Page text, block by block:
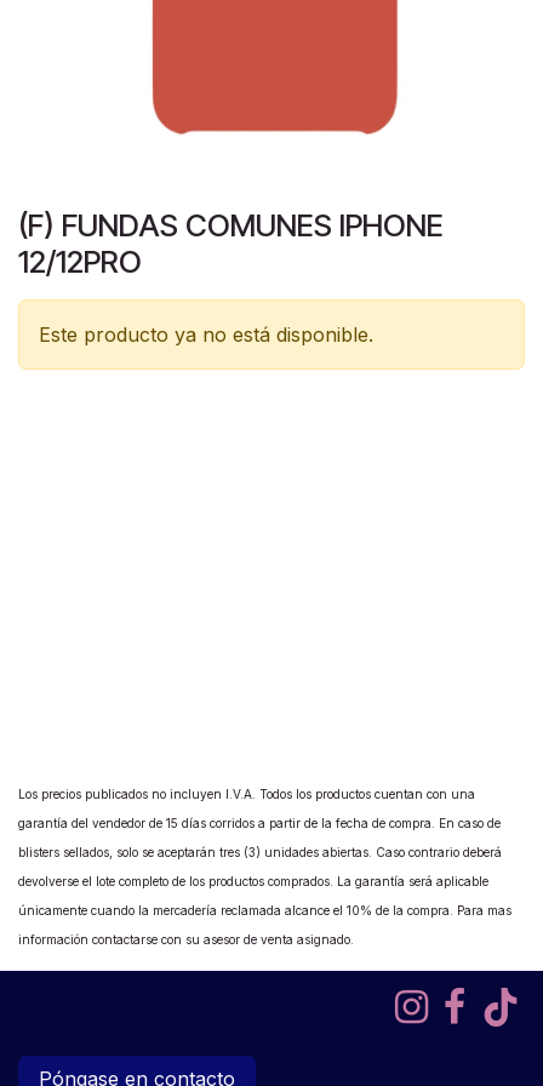
(F) FUNDAS COMUNES IPHONE
12/12PRO
Este producto ya no está disponible.
Los precios publicados no incluyen I.V.A. Todos los productos cuentan con una
garantía del vendedor de 15 días corridos a partir de la fecha de compra. En caso de
blisters sellados, solo se aceptarán tres (3) unidades abiertas. Caso contrario deberá
devolverse el lote completo de los productos comprados. La garantía será aplicable
únicamente cuando la mercadería reclamada alcance el 10% de la compra. Para mas
información contactarse con su asesor de venta asignado.
Póngase en contacto